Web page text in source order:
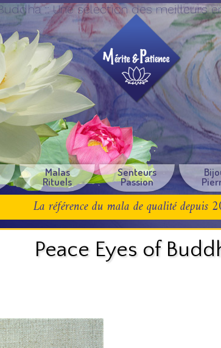
:: Une sélection des meilleurs
Malas
Rituels
Senteurs
Passion
La référence du mala de qualité depuis
Peace Eyes of